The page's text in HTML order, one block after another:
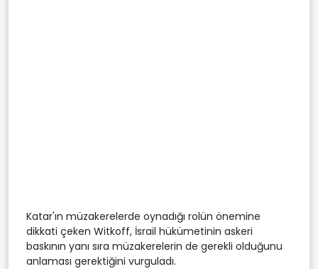
Katar'ın müzakerelerde oynadığı rolün önemine
dikkati çeken Witkoff, İsrail hükümetinin askeri
baskının yanı sıra müzakerelerin de gerekli olduğunu
anlaması gerektiğini vurguladı.